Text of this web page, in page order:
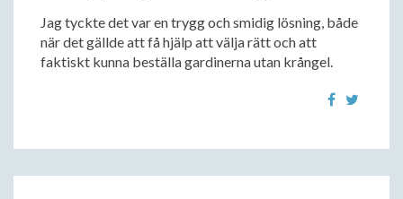
Jag tyckte det var en trygg och smidig lösning, både
när det gällde att få hjälp att välja rätt och att
faktiskt kunna beställa gardinerna utan krångel.